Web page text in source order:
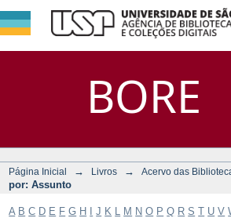
BORE
Filtrar
Assunto
DSpace/Manakin +
Página Inicial → Livros → Acervo das
por: Assunto
A B C D E F G H J K M N O P Q R S T U V